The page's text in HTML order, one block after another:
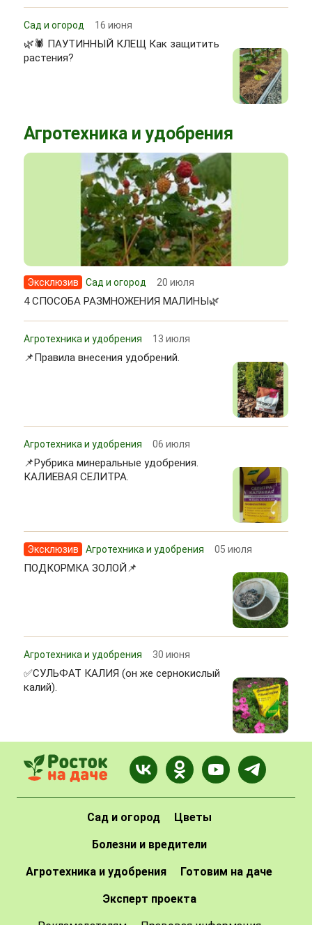
Сад и огород 16 июня
🌿🕷 ПАУТИННЫЙ КЛЕЩ Как защитить
растения?
Агротехника и удобрения
Эксклюзив Сад и огород 20 июля
4 СПОСОБА РАЗМНОЖЕНИЯ МАЛИНЫ🌿
Агротехника и удобрения 13 июля
📌Правила внесения удобрений.
Агротехника и удобрения 06 июля
📌Рубрика минеральные удобрения.
КАЛИЕВАЯ СЕЛИТРА.
Эксклюзив Агротехника и удобрения 05 июля
ПОДКОРМКА ЗОЛОЙ📌
Агротехника и удобрения 30 июня
✅СУЛЬФАТ КАЛИЯ (он же сернокислый
калий).
Сад и огород Цветы
Болезни и вредители
Агротехника и удобрения Готовим на даче
Эксперт проекта